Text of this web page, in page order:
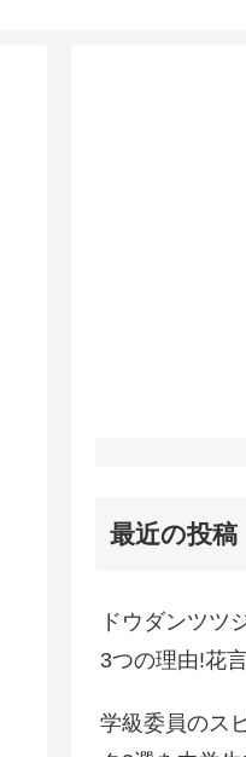
最近の投稿
ドウダンツツ
3つの理由!花
学級委員のス